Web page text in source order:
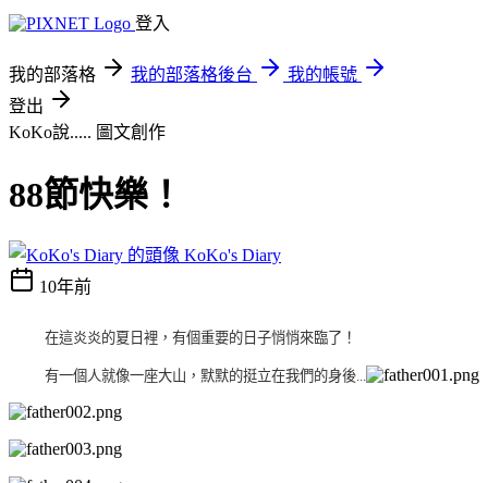
登入
我的部落格 我的部落格後台
我的帳號
登出
KoKo說..... 圖文創作
88節快樂！
KoKo's Diary
10年前
在這炎炎的夏日裡，有個重要的日子悄悄來臨了！
有一個人就像一座大山，默默的挺立在我們的身後...